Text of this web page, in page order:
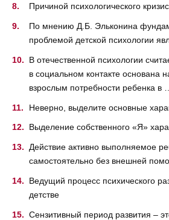
Причиной психологического
По мнению Д.Б. Эльконина
проблемой детской психологии
В отечественной психологии
в социальном контакте основана
взрослым потребности ребенка в …
Неверно, выделите основные
Выделение собственного «Я»
Действие активно выполняемое
самостоятельно без внешней
Ведущий процесс психического
детстве
Сензитивный период развития –